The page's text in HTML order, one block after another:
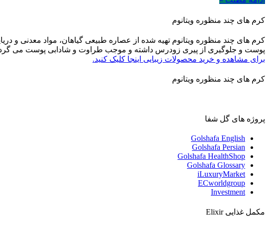
کرم های چند منظوره ویتانوم
کرم های چند منظوره ویتانوم تهیه شده از عصاره طبیعی گیاهان، مواد معدنی و
پوست و جلوگیری از پیری زودرس داشته و موجب طراوت و شادابی پوست می
برای مشاهده و خرید محصولات زیبایی اینجا کلیک کنید.
کرم های چند منظوره ویتانوم
پروژه های گل شفا
Golshafa English
Golshafa Persian
Golshafa HealthShop
Golshafa Glossary
iLuxuryMarket
ECworldgroup
Investment
مکمل غذایی Elixir